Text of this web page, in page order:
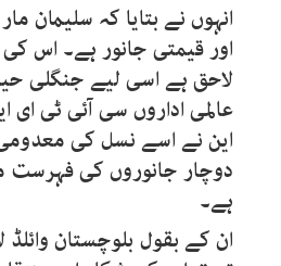
انہوں نے بتایا کہ سلیمان
اور قیمتی جانور ہے۔ اس
لاحق ہے اسی لیے جنگلی
عالمی اداروں سی آئی ٹی ای
این نے اسے نسل کی
دوچار جانوروں کی فہرست
ہے۔
ان کے بقول بلوچستان